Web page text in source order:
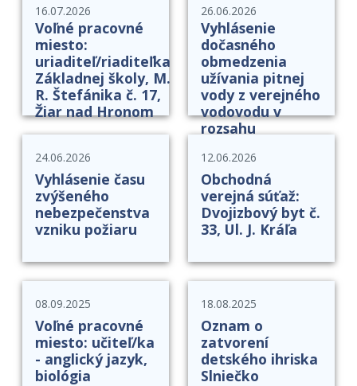
16.07.2026
Voľné pracovné
miesto:
uriaditeľ/riaditeľka
Základnej školy, M.
R. Štefánika č. 17,
Žiar nad Hronom
26.06.2026
Vyhlásenie
dočasného
obmedzenia
užívania pitnej
vody z verejného
vodovodu v
rozsahu
stupňa č. 1
24.06.2026
Vyhlásenie času
zvýšeného
nebezpečenstva
vzniku požiaru
12.06.2026
Obchodná
verejná súťaž:
Dvojizbový byt č.
33, Ul. J. Kráľa
08.09.2025
Voľné pracovné
miesto: učiteľ/ka
- anglický jazyk,
biológia
18.08.2025
Oznam o
zatvorení
detského ihriska
Slniečko